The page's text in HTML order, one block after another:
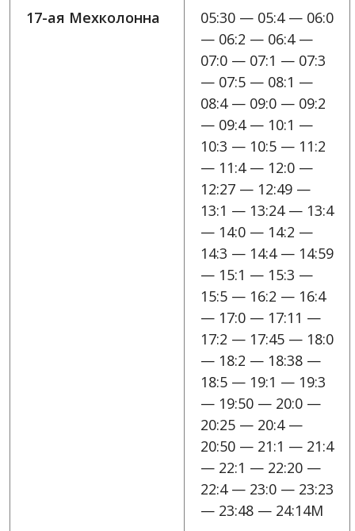
17-ая Мехколонна
05:30 — 05:4 — 06:0
— 06:2 — 06:4 —
07:0 — 07:1 — 07:3
— 07:5 — 08:1 —
08:4 — 09:0 — 09:2
— 09:4 — 10:1 —
10:3 — 10:5 — 11:2
— 11:4 — 12:0 —
12:27 — 12:49 —
13:1 — 13:24 — 13:4
— 14:0 — 14:2 —
14:3 — 14:4 — 14:59
— 15:1 — 15:3 —
15:5 — 16:2 — 16:4
— 17:0 — 17:11 —
17:2 — 17:45 — 18:0
— 18:2 — 18:38 —
18:5 — 19:1 — 19:3
— 19:50 — 20:0 —
20:25 — 20:4 —
20:50 — 21:1 — 21:4
— 22:1 — 22:20 —
22:4 — 23:0 — 23:23
— 23:48 — 24:14M